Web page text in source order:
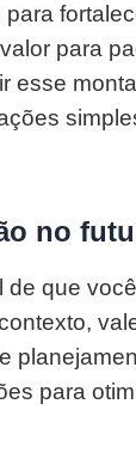
para
esse
no
de que
para